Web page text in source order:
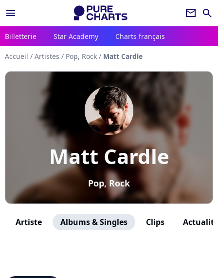
menu newsletter search
Billetterie Star Academy Charts français
Accueil / Artistes / Pop, Rock / Matt Cardle
Matt Cardle
Pop, Rock
Artiste Albums & Singles Clips